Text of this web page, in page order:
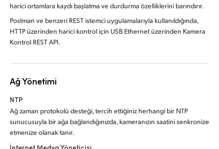
harici ortamlara kaydı başlatma ve durdurma özelliklerini barındırır.
Postman ve benzeri REST istemci uygulamalarıyla kullanıldığında,
HTTP üzerinden harici kontrol için USB Ethernet üzerinden Kamera
Kontrol REST API.
Ağ Yönetimi
NTP
Ağ zaman protokolü desteği, tercih ettiğiniz herhangi bir NTP
sunucusuyla bir ağa bağlandığınızda, kameranızın saatini senkronize
etmenize olanak tanır.